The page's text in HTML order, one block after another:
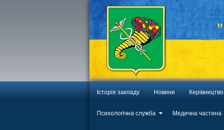
Історія закладу Новини Керівництво
Психологічна служба Медична частина